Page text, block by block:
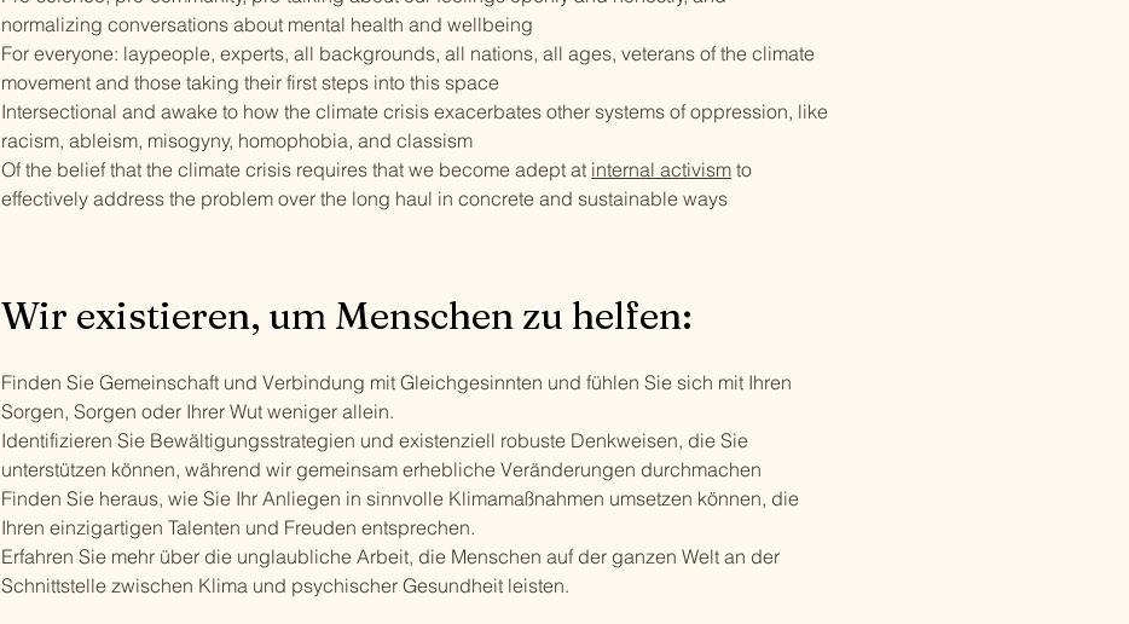
normalizing conversations about mental health and wellbeing
For everyone: laypeople, experts, all backgrounds, all nations, all ages, veterans of the climate
movement and those taking their first steps into this space
Intersectional and awake to how the climate crisis exacerbates other systems of oppression, like
racism, ableism, misogyny, homophobia, and classism
Of the belief that the climate crisis requires that we become adept at internal activism to
effectively address the problem over the long haul in concrete and sustainable ways
Wir existieren, um Menschen zu helfen:
Finden Sie Gemeinschaft und Verbindung mit Gleichgesinnten und fühlen Sie sich mit Ihren
Sorgen, Sorgen oder Ihrer Wut weniger allein.
Identifizieren Sie Bewältigungsstrategien und existenziell robuste Denkweisen, die Sie
unterstützen können, während wir gemeinsam erhebliche Veränderungen durchmachen
Finden Sie heraus, wie Sie Ihr Anliegen in sinnvolle Klimamaßnahmen umsetzen können, die
Ihren einzigartigen Talenten und Freuden entsprechen.
Erfahren Sie mehr über die unglaubliche Arbeit, die Menschen auf der ganzen Welt an der
Schnittstelle zwischen Klima und psychischer Gesundheit leisten.